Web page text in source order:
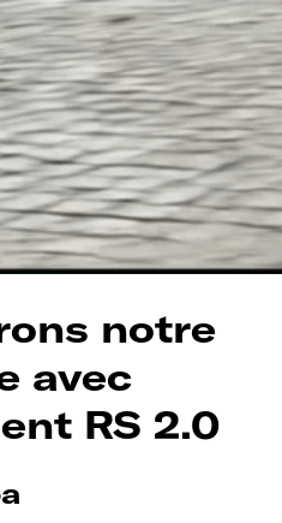
notre
avec
RS 2.0